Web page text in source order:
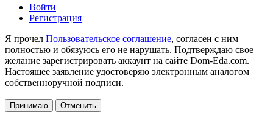
Войти
Регистрация
Я прочел Пользовательское соглашение, согласен с ним
полностью и обязуюсь его не нарушать. Подтверждаю свое
желание зарегистрировать аккаунт на сайте Dom-Eda.com.
Настоящее заявление удостоверяю электронным аналогом
собственноручной подписи.
Принимаю Отменить